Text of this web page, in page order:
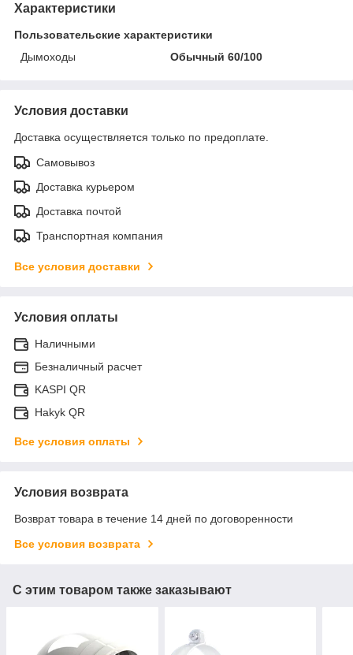
Характеристики
Пользовательские характеристики
Дымоходы
Обычный 60/100
Условия доставки
Доставка осуществляется только по предоплате.
Самовывоз
Доставка курьером
Доставка почтой
Транспортная компания
Все условия доставки
Условия оплаты
Наличными
Безналичный расчет
KASPI QR
Hakyk QR
Все условия оплаты
Условия возврата
Возврат товара в течение 14 дней по договоренности
Все условия возврата
С этим товаром также заказывают